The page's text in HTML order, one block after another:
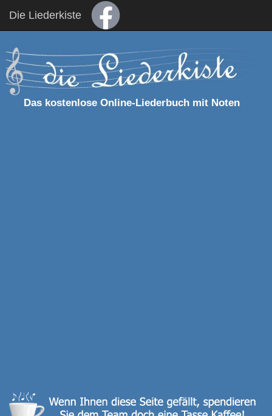
Die Liederkiste
Das kostenlose Online-Liederbuch mit Noten